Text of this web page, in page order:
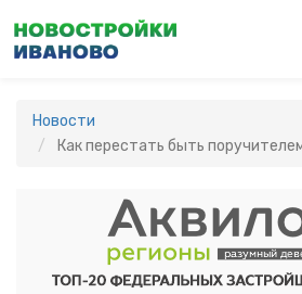
основному
Новости
Как перестать быть